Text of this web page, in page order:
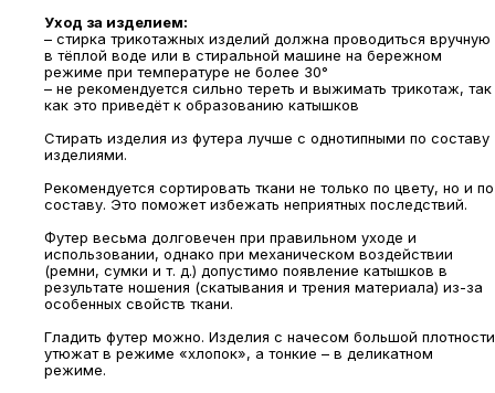
Уход за изделием:
– стирка трикотажных изделий должна проводиться вручную
в тёплой воде или в стиральной машине на бережном
режиме при температуре не более 30°
– не рекомендуется сильно тереть и выжимать трикотаж, так
как это приведёт к образованию катышков
Стирать изделия из футера лучше с однотипными по составу
изделиями.
Рекомендуется сортировать ткани не только по цвету, но и по
составу. Это поможет избежать неприятных последствий.
Футер весьма долговечен при правильном уходе и
использовании, однако при механическом воздействии
(ремни, сумки и т. д.) допустимо появление катышков в
результате ношения (скатывания и трения материала) из-за
особенных свойств ткани.
Гладить футер можно. Изделия с начесом большой плотности
утюжат в режиме «хлопок», а тонкие – в деликатном
режиме.
Потрогать, примерить,
ВЛЮБИТЬСЯ И КУПИТЬ
наш бренд вы можете по адресу